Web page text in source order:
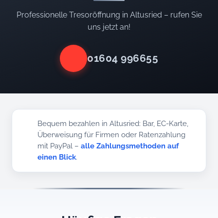
Professionelle Tresoröffnung in Altusried – rufen Sie
uns jetzt an!
01604 996655
Bequem bezahlen in Altusried: Bar, EC-Karte,
Überweisung für Firmen oder Ratenzahlung
mit PayPal –alle Zahlungsmethoden auf
einen Blick.